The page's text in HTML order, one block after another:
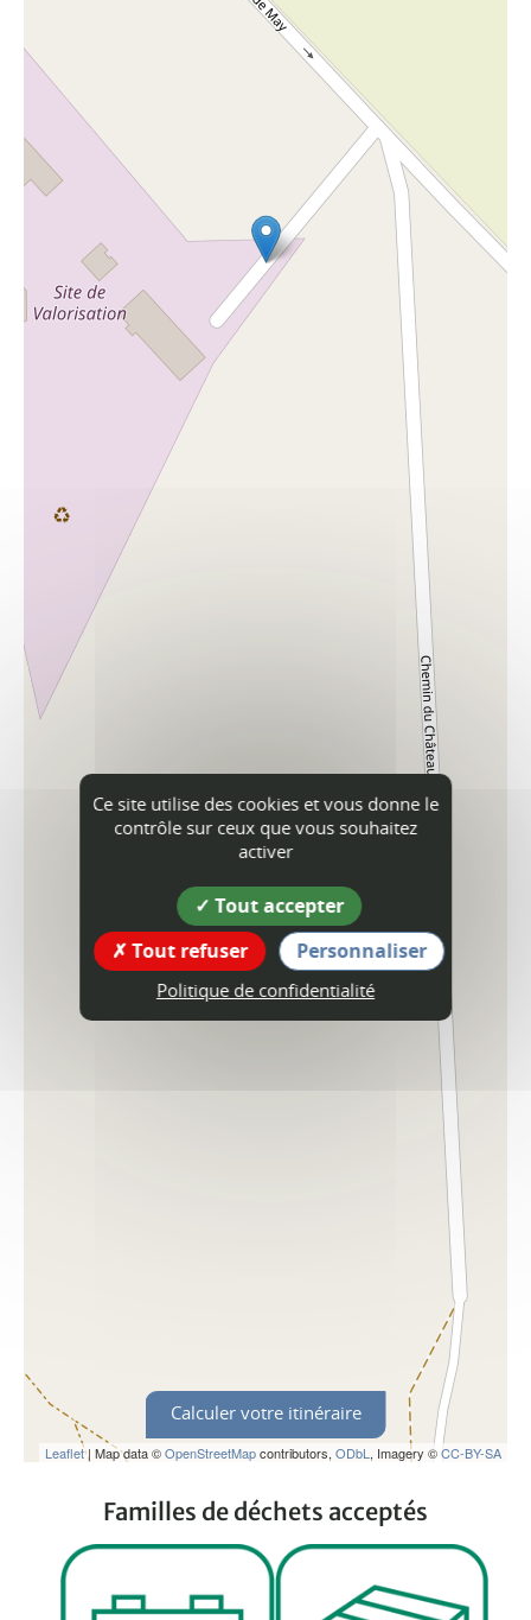
Leaflet| Map data ©OpenStreetMapcontributors, ODbL , Imagery ©CC-BY-SA
Calculer votre itinéraire
Familles de déchets acceptés
Ce site utilise des cookies et vous donne le
contrôle sur ceux que vous souhaitez
activer
Tout accepter
Tout refuser
Personnaliser
Politique de confidentialité